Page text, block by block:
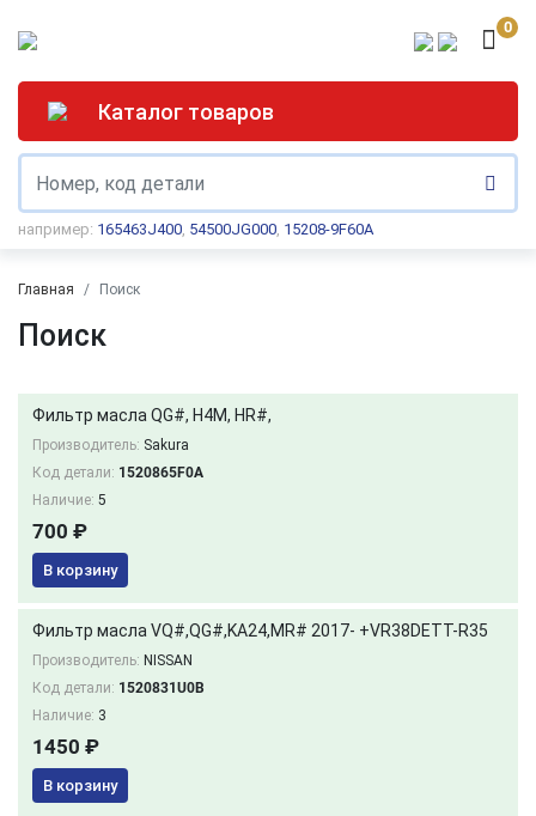
0
Каталог товаров
например: 165463J400, 54500JG000, 15208-9F60A
Главная Поиск
Поиск
Фильтр масла QG#, H4M, HR#,
Производитель: Sakura
Код детали: 1520865F0A
Наличие: 5
700 ₽
В корзину
Фильтр масла VQ#,QG#,KA24,MR# 2017- +VR38DETT-R35
Производитель: NISSAN
Код детали: 1520831U0B
Наличие: 3
1450 ₽
В корзину